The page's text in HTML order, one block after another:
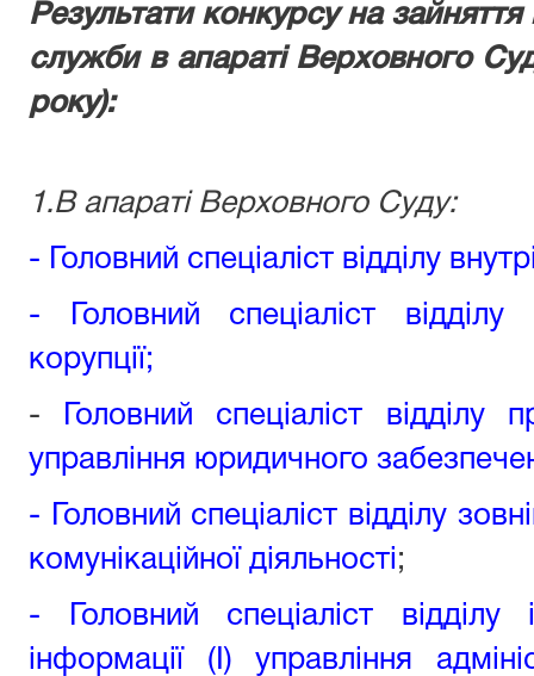
Результати конкурсу на
служби в апараті Верховного
року):
1.В апараті Верховного Суду:
- Г оловний спеціаліст відділу
- Г оловний спеціаліст
корупції;
-
Головний спеціаліст відділу
управління юридичного
- Головний спеціаліст відділу
комунікаційної діяльності;
- Головний спеціаліст відділу
інформації (І) управління